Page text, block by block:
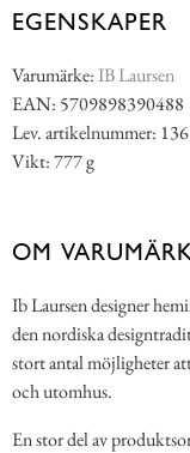
EGENSKAPER
Varumärke:IB Laursen
EAN: 5709898390488
Lev. artikelnummer:
Vikt: 777 g
OM
Ib Laursen designer
den nordiska
stort antal möjligheter
och utomhus.
En stor del av